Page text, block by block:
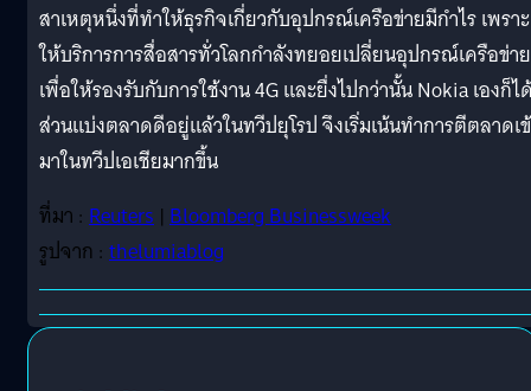
สาเหตุหนึ่งที่ทำให้ธุรกิจเกี่ยวกับอุปกรณ์เครือข่ายมีกำไร เพรา
ให้บริการการสื่อสารทั่วโลกกำลังทยอยเปลี่ยนอุปกรณ์เครือข่าย
เพื่อให้รองรับกับการใช้งาน 4G และยื่งไปกว่านั้น Nokia เองก็ไ
ส่วนแบ่งตลาดดีอยู่แล้วในทวีปยุโรป จึงเริ่มเน้นทำการตีตลาดเ
มาในทวีปเอเชียมากขึ้น
ที่มา : Reuters | Bloomberg Businessweek
รูปจาก : thelumiablog